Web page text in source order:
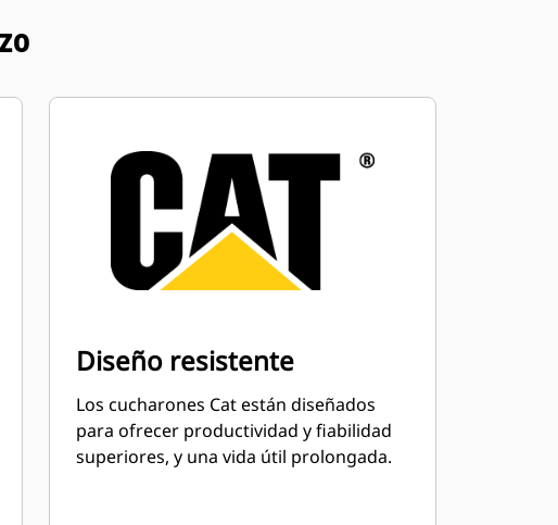
Diseño resistente
Los cucharones Cat están diseñados
para ofrecer productividad y fiabilidad
superiores, y una vida útil prolongada.